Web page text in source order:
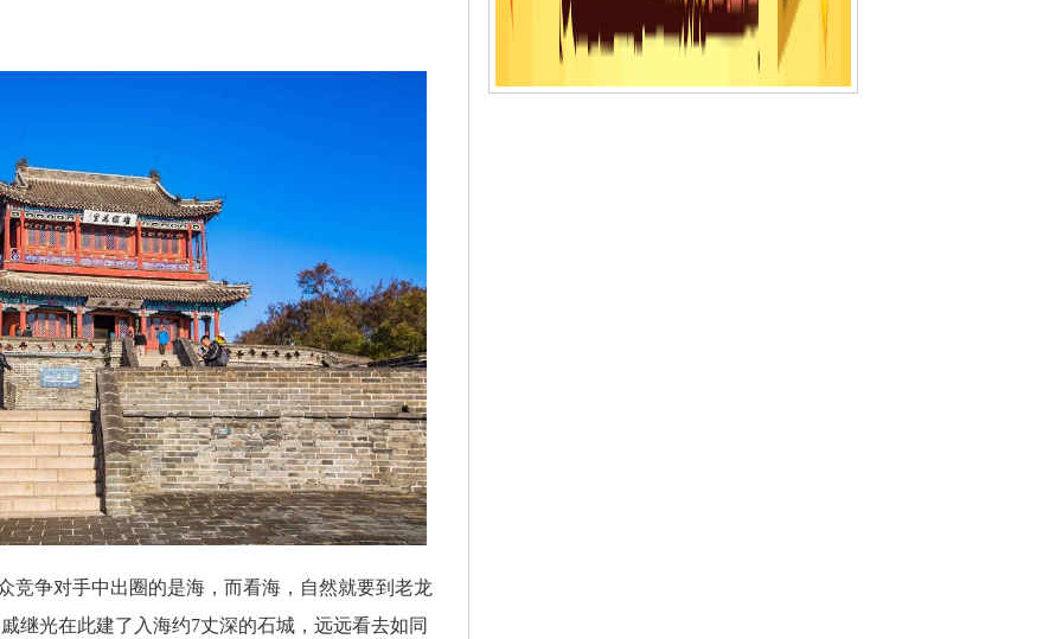
争对手中出圈的是海，而看海，自然就要到老龙
继光在此建了入海约7丈深的石城，远远看去如同